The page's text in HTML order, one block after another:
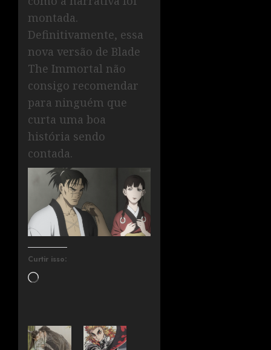
montada.
Definitivamente, essa
nova versão de Blade
The Immortal não
consigo recomendar
para ninguém que
curta uma boa
história sendo
contada.
Curtir isso: